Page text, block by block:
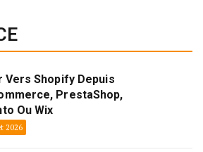
Vers Shopify Depuis
PrestaShop,
Ou Wix
2026